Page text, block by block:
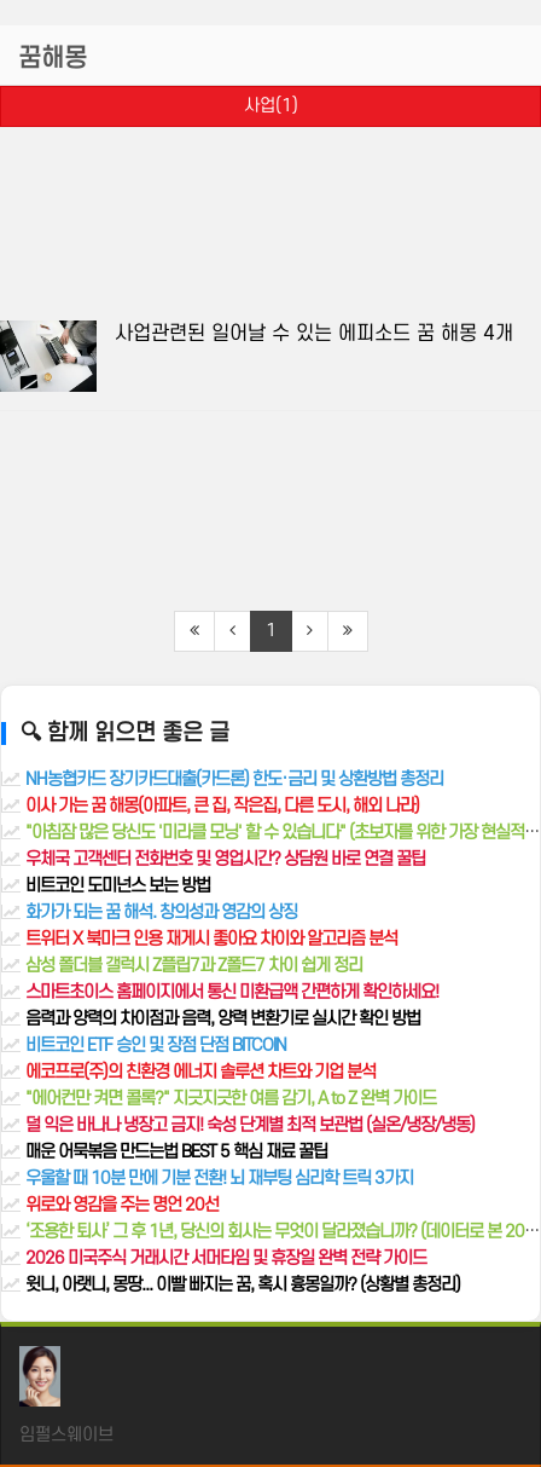
꿈해몽
사업(1)
사업관련된 일어날 수 있는 에피소드 꿈 해몽 4개
1
🔍 함께 읽으면 좋은 글
NH농협카드 장기카드대출(카드론) 한도·금리 및 상환방법 총정리
이사 가는 꿈 해몽(아파트, 큰 집, 작은집, 다른 도시, 해외 나라)
"아침잠 많은 당신도 '미라클 모닝' 할 수 있습니다" (초보자를 위한 가장 현실적인 방법)
우체국 고객센터 전화번호 및 영업시간? 상담원 바로 연결 꿀팁
비트코인 도미넌스 보는 방법
화가가 되는 꿈 해석. 창의성과 영감의 상징
트위터 X 북마크 인용 재게시 좋아요 차이와 알고리즘 분석
삼성 폴더블 갤럭시 Z플립7과 Z폴드7 차이 쉽게 정리
스마트초이스 홈페이지에서 통신 미환급액 간편하게 확인하세요!
음력과 양력의 차이점과 음력, 양력 변환기로 실시간 확인 방법
비트코인 ETF 승인 및 장점 단점 BITCOIN
에코프로(주)의 친환경 에너지 솔루션 차트와 기업 분석
"에어컨만 켜면 콜록?" 지긋지긋한 여름 감기, A to Z 완벽 가이드
덜 익은 바나나 냉장고 금지! 숙성 단계별 최적 보관법 (실온/냉장/냉동)
매운 어묵볶음 만드는법 BEST 5 핵심 재료 꿀팁
우울할 때 10분 만에 기분 전환! 뇌 재부팅 심리학 트릭 3가지
위로와 영감을 주는 명언 20선
‘조용한 퇴사’ 그 후 1년, 당신의 회사는 무엇이 달라졌습니까? (데이터로 본 2025년 직장 리포트)
2026 미국주식 거래시간 서머타임 및 휴장일 완벽 전략 가이드
윗니, 아랫니, 몽땅... 이빨 빠지는 꿈, 혹시 흉몽일까? (상황별 총정리)
임펄스웨이브